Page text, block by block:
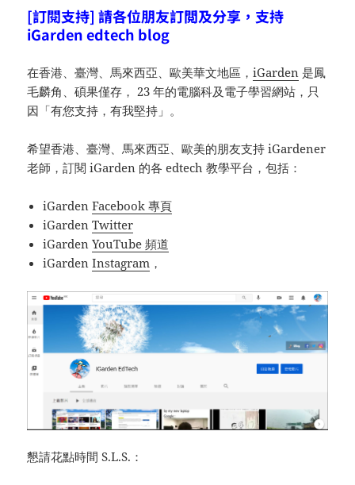
[訂閱支持] 請各位朋友訂閲及分享，支持
iGarden edtech blog
在香港、臺灣、馬來西亞、歐美華文地區，iGarden 是鳳
毛麟角、碩果僅存， 23 年的電腦科及電子學習網站，只
因「有您支持，有我堅持」。
希望香港、臺灣、馬來西亞、歐美的朋友支持 iGardener
老師，訂閱 iGarden 的各 edtech 教學平台，包括：
iGardenFacebook 專頁
iGardenTwitter
iGardenYouTube 頻道
iGardenInstagram ，
懇請花點時間 S.L.S.：